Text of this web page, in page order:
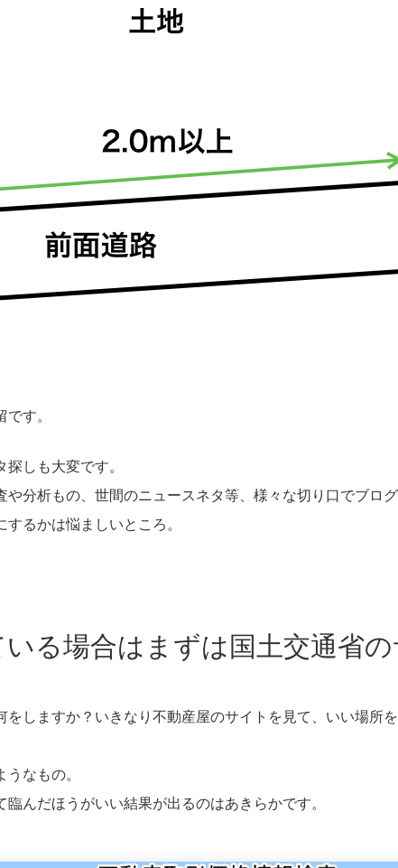
す。
しも大変です。
分析もの、世間のニュースネタ等、様々な切り口でブロ
るかは悩ましいところ。
る場合はまずは国土交通省
しますか？いきなり不動産屋のサイトを見て、いい場所
なもの。
んだほうがいい結果が出るのはあきらかです。